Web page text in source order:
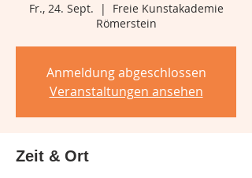
Fr., 24. Sept.
  |
Freie Kunstakademie
Römerstein
Anmeldung abgeschlossen
Veranstaltungen ansehen
Zeit & Ort